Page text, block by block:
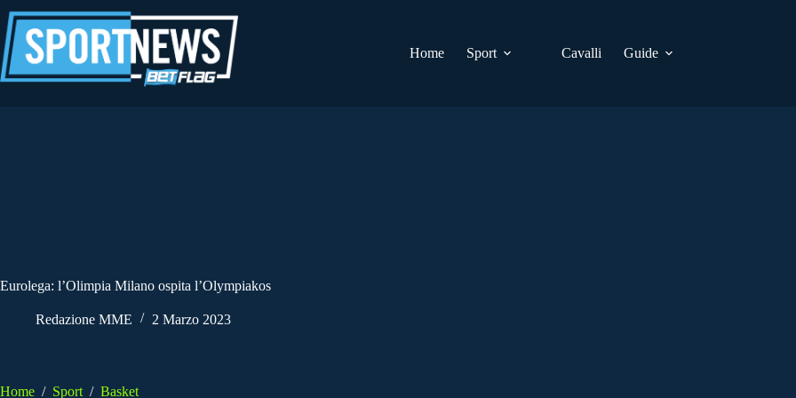
al
contenuto
Home
Sport Cavalli Guide
Eurolega: l’Olimpia Milano ospita l’Olympiakos
Redazione MME 2 Marzo 2023
Home / Sport / Basket